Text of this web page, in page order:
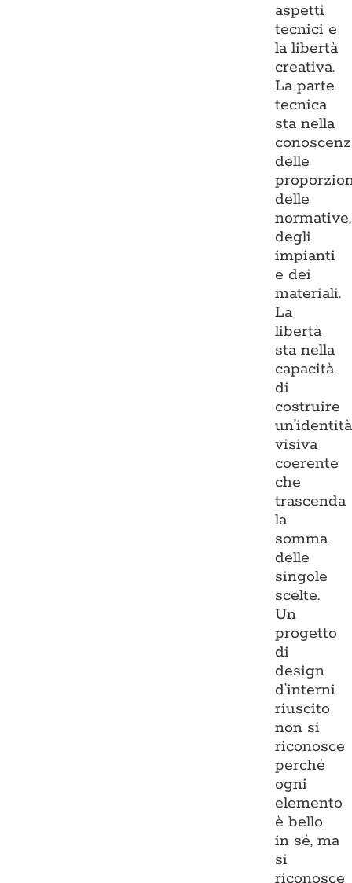
aspetti
tecnici e
la libertà
creativa.
La parte
tecnica
sta nella
delle
delle
normative,
degli
impianti
e dei
materiali.
La
libertà
sta nella
capacità
di
costruire
un’identità
visiva
coerente
che
trascenda
la
somma
delle
singole
scelte.
Un
progetto
di
design
d’interni
riuscito
non si
riconosce
perché
ogni
elemento
è bello
in sé, ma
si
riconosce